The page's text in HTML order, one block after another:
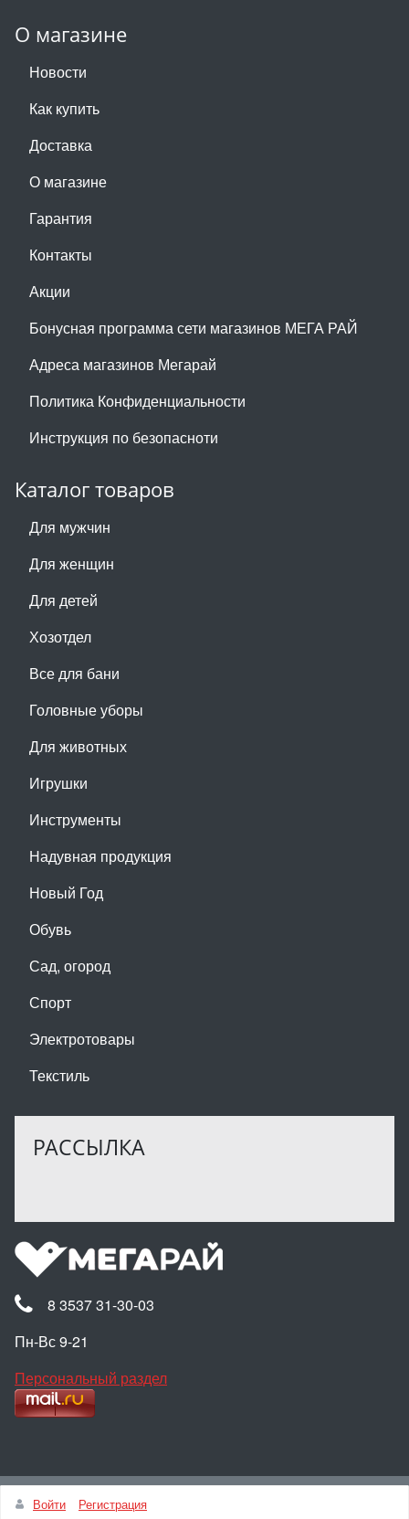
О магазине
Новости
Как купить
Доставка
О магазине
Гарантия
Контакты
Акции
Бонусная программа сети магазинов МЕГА РАЙ
Адреса магазинов Мегарай
Политика Конфиденциальности
Инструкция по безопасноти
Каталог товаров
Для мужчин
Для женщин
Для детей
Хозотдел
Все для бани
Головные уборы
Для животных
Игрушки
Инструменты
Надувная продукция
Новый Год
Обувь
Сад, огород
Спорт
Электротовары
Текстиль
РАССЫЛКА
8 3537 31-30-03
Пн-Вс 9-21
Персональный раздел
Войти
Регистрация